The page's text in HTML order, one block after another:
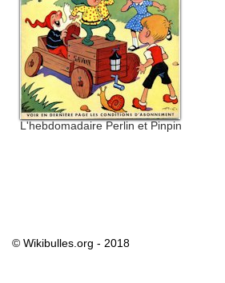
L'hebdomadaire Perlin et Pinpin
© Wikibulles.org - 2018